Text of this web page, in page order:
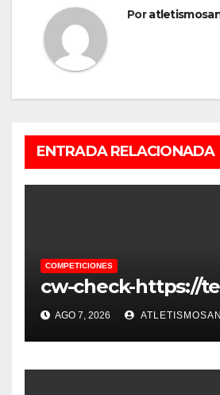
Por
ENTRADA RELACIONADA
COMPETICIONES
cw-check-https://
AGO 7, 2026